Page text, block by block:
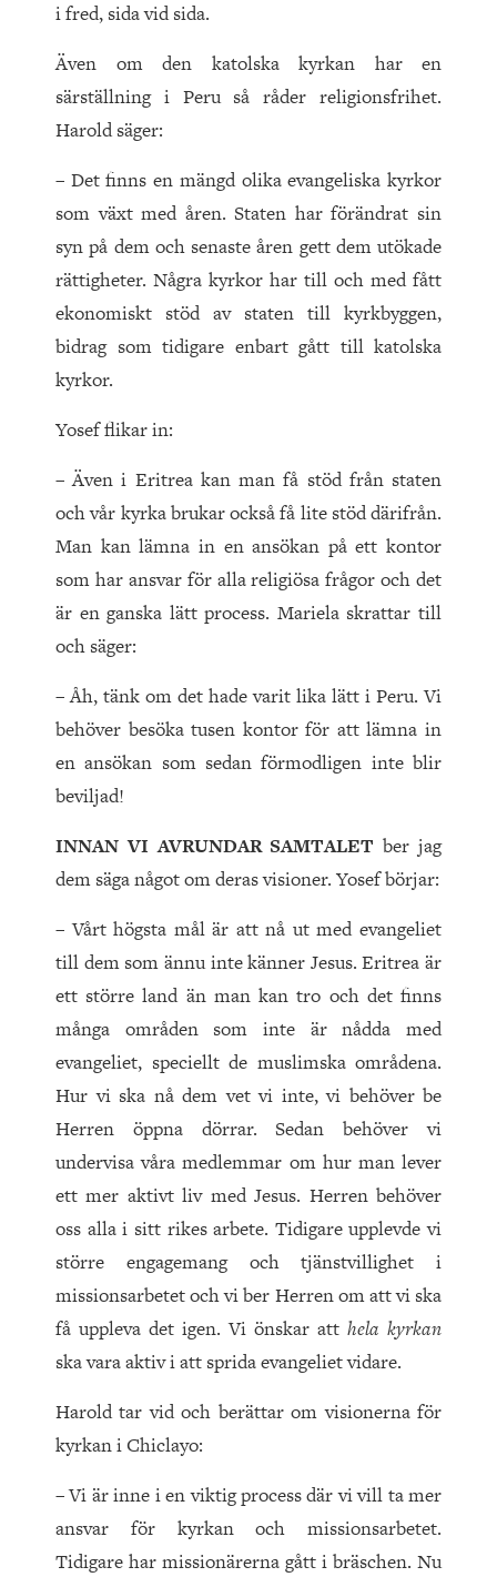
i fred, sida vid sida.
Även om den katolska kyrkan har en
särställning i Peru så råder religionsfrihet.
Harold säger:
– Det finns en mängd olika evangeliska kyrkor
som växt med åren. Staten har förändrat sin
syn på dem och senaste åren gett dem utökade
rättigheter. Några kyrkor har till och med fått
ekonomiskt stöd av staten till kyrkbyggen,
bidrag som tidigare enbart gått till katolska
kyrkor.
Yosef flikar in:
– Även i Eritrea kan man få stöd från staten
och vår kyrka brukar också få lite stöd därifrån.
Man kan lämna in en ansökan på ett kontor
som har ansvar för alla religiösa frågor och det
är en ganska lätt process. Mariela skrattar till
och säger:
– Åh, tänk om det hade varit lika lätt i Peru. Vi
behöver besöka tusen kontor för att lämna in
en ansökan som sedan förmodligen inte blir
beviljad!
INNAN VI AVRUNDAR SAMTALETber jag
dem säga något om deras visioner. Yosef börjar:
– Vårt högsta mål är att nå ut med evangeliet
till dem som ännu inte känner Jesus. Eritrea är
ett större land än man kan tro och det finns
många områden som inte är nådda med
evangeliet, speciellt de muslimska områdena.
Hur vi ska nå dem vet vi inte, vi behöver be
Herren öppna dörrar. Sedan behöver vi
undervisa våra medlemmar om hur man lever
ett mer aktivt liv med Jesus. Herren behöver
oss alla i sitt rikes arbete. Tidigare upplevde vi
större engagemang och tjänstvillighet i
missionsarbetet och vi ber Herren om att vi ska
få uppleva det igen. Vi önskar att hela kyrkan
ska vara aktiv i att sprida evangeliet vidare.
Harold tar vid och berättar om visionerna för
kyrkan i Chiclayo:
– Vi är inne i en viktig process där vi vill ta mer
ansvar för kyrkan och missionsarbetet.
Tidigare har missionärerna gått i bräschen. Nu